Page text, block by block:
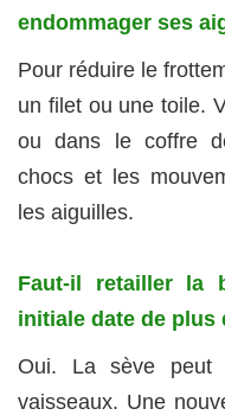
endommager ses
Pour réduire le
un filet ou une toile.
ou dans le coffre
chocs et les
les aiguilles.
Faut-il retailler la
initiale date de plus
Oui. La sève peut
vaisseaux. Une